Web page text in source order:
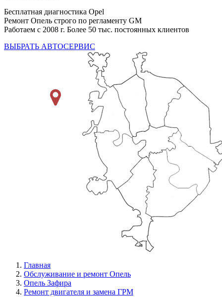
Бесплатная диагностика Opel
Ремонт Опель строго по регламенту GM
Работаем с 2008 г. Более 50 тыс. постоянных клиентов
ВЫБРАТЬ АВТОСЕРВИС
Главная
Обслуживание и ремонт Опель
Опель Зафира
Ремонт двигателя и замена ГРМ